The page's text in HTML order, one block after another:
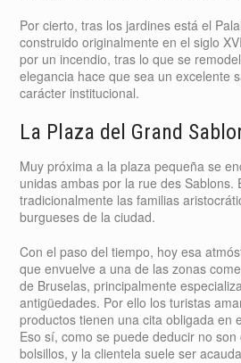
Por cierto, tras los jardines está el
construido originalmente en el siglo
por un incendio, tras lo que se
elegancia hace que sea un excelente
carácter institucional.
La Plaza del Grand
Muy próxima a la plaza pequeña se
unidas ambas por la rue des Sablons.
tradicionalmente las familias
burgueses de la ciudad.
Con el paso del tiempo, hoy esa
que envuelve a una de las zonas
de Bruselas, principalmente
antigüedades. Por ello los turistas
productos tienen una cita obligada en
Eso sí, como se puede deducir no
bolsillos, y la clientela suele ser